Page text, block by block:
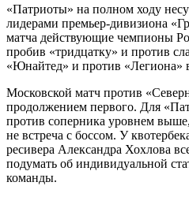
«Патриоты» на полном ходу
лидерами премьер-дивизиона
матча действующие чемпионы
пробив «тридцатку» и против
«Юнайтед» и против «Легиона»
Московской матч против
продолжением первого. Для
против соперника уровнем
не встреча с боссом. У
ресивера Александра Хохлова
подумать об индивидуальной
команды.